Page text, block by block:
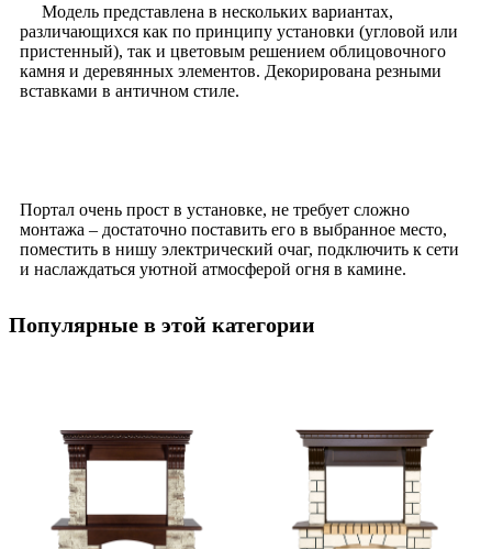
Модель представлена в нескольких вариантах,
различающихся как по принципу установки (угловой или
пристенный), так и цветовым решением облицовочного
камня и деревянных элементов. Декорирована резными
вставками в античном стиле.
Портал очень прост в установке, не требует сложно
монтажа – достаточно поставить его в выбранное место,
поместить в нишу электрический очаг, подключить к сети
и наслаждаться уютной атмосферой огня в камине.
Популярные в этой категории